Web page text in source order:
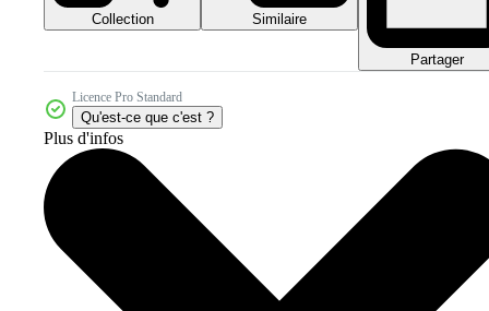
Collection Similaire
Partager
Licence Pro Standard
Qu'est-ce que c'est ?
Plus d'infos